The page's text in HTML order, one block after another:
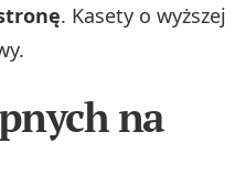
. Kasety o wyższej
na